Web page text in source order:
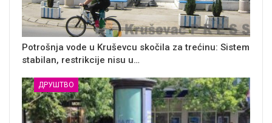
Potrošnja vode u Kruševcu skočila za trećinu: Sistem
stabilan, restrikcije nisu u…
ДРУШТВО